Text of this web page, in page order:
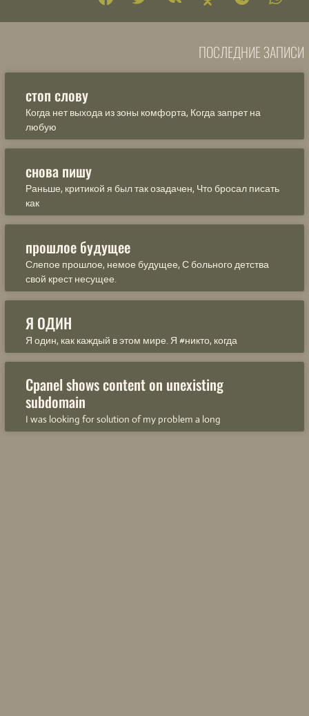
ПОСЛЕДНИЕ ЗАПИСИ
стоп слову
Когда нет выхода из зоны комфорта, Когда запрет на
любую
снова пишу
Раньше, критикой я был так озадачен, Что бросал писать
как
прошлое будущее
Слепое прошлое, немое будущее, С больного детства
свой крест несущее.
Я ОДИН
Я один, как каждый в этом мире. Я #никто, когда
Cpanel shows content on unexisting
subdomain
I was looking for solution of my problem a long